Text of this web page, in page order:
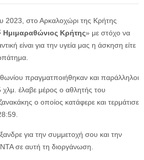
2023, στο Αρκαλοχώρι της Κρήτης
Ημιμαραθώνιος Κρήτης» με στόχο να
είναι για την υγεία μας η άσκηση είτε
πραγματποιήθηκαν και παράλληλοι
έλαβε μέρος ο αθλητής του
ο οποίος κατάφερε και τερμάτισε
για την συμμετοχή σου και την
σε αυτή τη διοργάνωση.